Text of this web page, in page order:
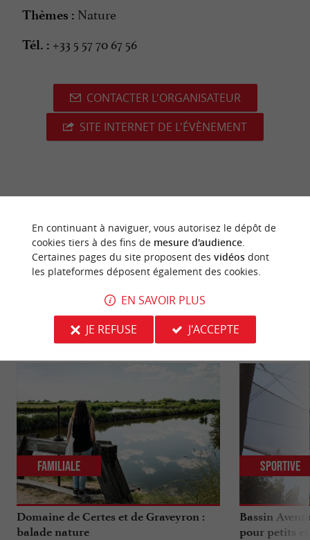
Thèmes : Nature
Tél. : +33 5 57 70 67 56
CONTACTER L'ORGANISATEUR
SITE INTERNET DE L'ÉVÈNEMENT
dernière mise à jour :
Source :Sirtaqui-Crédit photo :OT Coeur du Bassin -
CC BY-NC-ND 4.0
NOUS AVONS TESTÉPOUR VOUS
Domaine de Certes et de Graveyron :
balade nature
Familiale
Bassin
pour petits
Sportive
En continuant à naviguer, vous autorisez le dépôt de
cookies tiers à des fins de mesure d'audience.
Certaines pages du site proposent des vidéosdont
les plateformes déposent également des cookies.
EN SAVOIR PLUS
JE REFUSE
J'ACCEPTE